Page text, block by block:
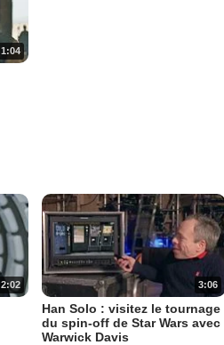
1:04
2:02 3:06
Han Solo : visitez le tournage
du spin-off de Star Wars avec
Warwick Davis